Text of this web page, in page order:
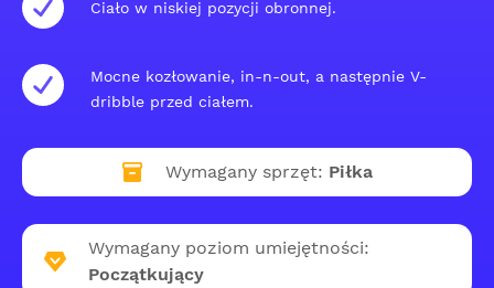
Ciało w niskiej pozycji obronnej.
Mocne kozłowanie, in-n-out, a następnie V-
dribble przed ciałem.
Wymagany sprzęt: Piłka
Wymagany poziom umiejętności:
Początkujący